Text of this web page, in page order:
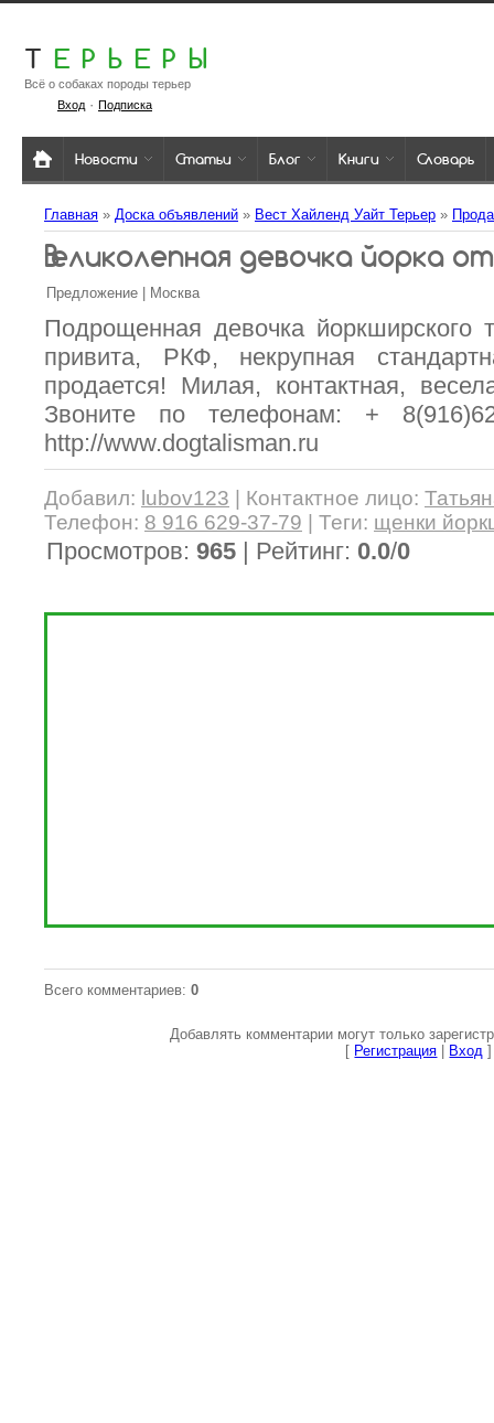
Т ЕРЬЕРЫ
Всё о собаках породы терьер
Вход· Подписка
Новости Статьи Блог Книги Словарь
Главная » Доска объявлений » Вест Хайленд Уайт Терьер »
Великолепная девочка йорка
Предложение | Москва
Подрощенная девочка йоркширского
привита, РКФ, некрупная
продается! Милая, контактная,
Звоните по телефонам: +
http://www.dogtalisman.ru
Добавил: lubov123 Контактное лицо:
Телефон: 8 916 629-37-79 Теги: щенки
Просмотров: 965 | Рейтинг: 0.0/0
Всего комментариев: 0
Добавлять комментарии могут только
[ Регистрация Вход ]